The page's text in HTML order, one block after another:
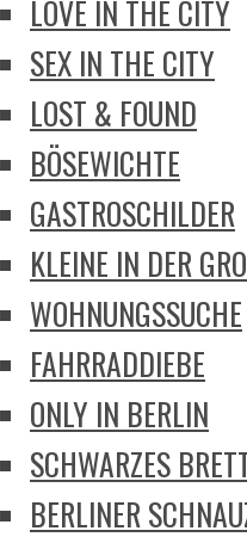
LOVE IN THE CITY
SEX IN THE CITY
LOST & FOUND
BÖSEWICHTE
GASTROSCHILDER
KLEINE IN DER
WOHNUNGSSUCHE
FAHRRADDIEBE
ONLY IN BERLIN
SCHWARZES
BERLINER